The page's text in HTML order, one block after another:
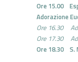
Ore 15.00
Adorazione
Ore 16.30
Ore 17.30
Ore 18.30 S.